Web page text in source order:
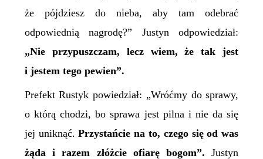
że pójdziesz do nieba, aby tam odebrać
odpowiednią nagrodę?” Justyn odpowiedział:
„Nie przypuszczam, lecz wiem, że tak jest
i jestem tego pewien”.
Prefekt Rustyk powiedział: „Wróćmy do sprawy,
o którą chodzi, bo sprawa jest pilna i nie da się
jej uniknąć.Przystańcie na to, czego się od was
żąda i razem złóżcie ofiarę bogom”. Justyn